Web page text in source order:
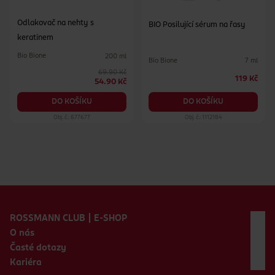
Odlakovač na nehty s
keratinem
Bio Bione 200 ml
69.90 Kč
54.90 Kč
DO KOŠÍKU
BIO Posilující sérum na řasy
Bio Bione 7 ml
119 Kč
DO KOŠÍKU
Obj. č.: 1112184
ROSSMANN CLUB | E-SHOP
O nás
Časté dotazy
Kariéra